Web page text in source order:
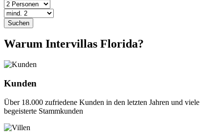
Suchen
Warum Intervillas Florida?
Kunden
Über 18.000 zufriedene Kunden in den letzten Jahren und viele
begeisterte Stammkunden